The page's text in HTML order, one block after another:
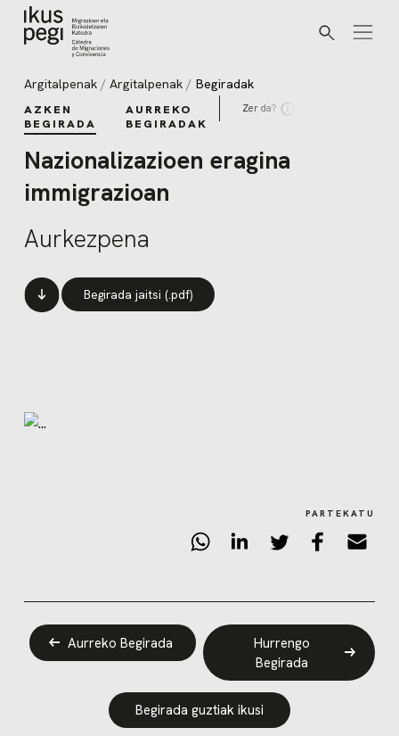
Joan zuzenean edukira
Bilatu
Argitalpenak Argitalpenak Begiradak
AZKEN
BEGIRADA
AURREKO
BEGIRADAK
Zer da?
Nazionalizazioen eragina
immigrazioan
Aurkezpena
Begirada jaitsi (.pdf)
PARTEKATU
Aurreko Begirada
Hurrengo
Begirada
Begirada guztiak ikusi